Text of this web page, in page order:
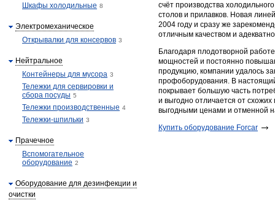
счёт производства
столов и прилавков. Новая
2004 году и сразу же
отличным качеством и
Благодаря плодотворной
мощностей и постоянно
продукцию, компании удалось
профоборудования. В
покрывает большую часть
и выгодно отличается от
выгодными ценами и отменной
​Купить оборудование Forcar
Шкафы холодильные 8
Электромеханическое
Открывалки для консервов 3
Нейтральное
Контейнеры для мусора 3
Тележки для сервировки и
сбора посуды 5
Тележки производственные 4
Тележки-шпильки 3
Прачечное
Вспомогательное
оборудование 2
Оборудование для дезинфекции и
очистки